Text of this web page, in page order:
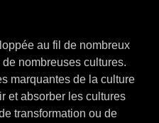
au fil de nombreux
nombreuses cultures.
marquantes de la culture
et absorber les cultures
transformation ou de